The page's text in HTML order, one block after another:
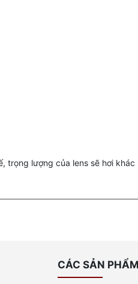
trọng lượng của lens sẽ hơi khác
CÁC SẢN